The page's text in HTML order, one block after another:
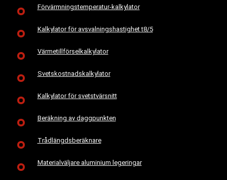
Förvärmningstemperatur-kalkylator
Kalkylator för avsvalningshastighet t8/5
Värmetillförselkalkylator
Svetskostnadskalkylator
Kalkylator för svetstvärsnitt
Beräkning av daggpunkten
Trådlängdsberäknare
Materialväljare aluminium legeringar